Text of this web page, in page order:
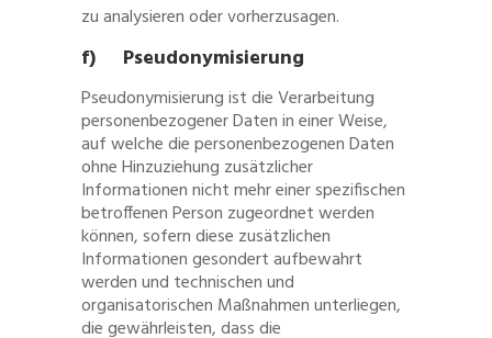
zu analysieren oder vorherzusagen.
f) Pseudonymisierung
Pseudonymisierung ist die Verarbeitung
personenbezogener Daten in einer Weise,
auf welche die personenbezogenen Daten
ohne Hinzuziehung zusätzlicher
Informationen nicht mehr einer spezifischen
betroffenen Person zugeordnet werden
können, sofern diese zusätzlichen
Informationen gesondert aufbewahrt
werden und technischen und
organisatorischen Maßnahmen unterliegen,
die gewährleisten, dass die